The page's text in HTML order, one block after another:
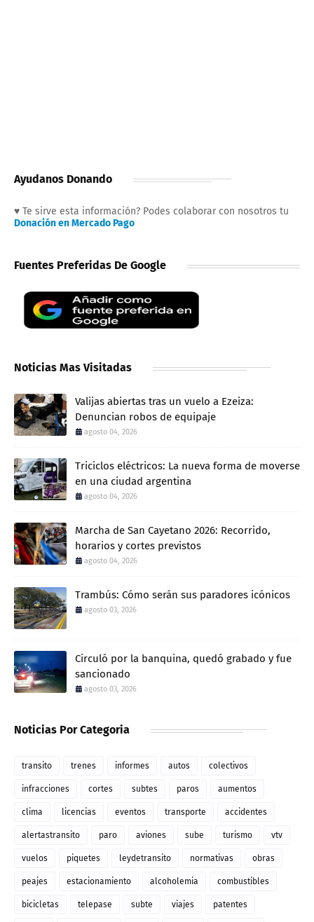
Ayudanos Donando
♥ Te sirve esta información? Podes colaborar con nosotros tu
Donación en Mercado Pago
Fuentes Preferidas De Google
Noticias Mas Visitadas
Valijas abiertas tras un vuelo a Ezeiza:
Denuncian robos de equipaje
agosto 04, 2026
Triciclos eléctricos: La nueva forma de moverse
en una ciudad argentina
agosto 04, 2026
Marcha de San Cayetano 2026: Recorrido,
horarios y cortes previstos
agosto 04, 2026
Trambús: Cómo serán sus paradores icónicos
agosto 03, 2026
Circuló por la banquina, quedó grabado y fue
sancionado
agosto 03, 2026
Noticias Por Categoria
transito trenes informes autos colectivos
infracciones cortes subtes paros aumentos
clima licencias eventos transporte accidentes
alertastransito paro aviones sube turismo vtv
vuelos piquetes leydetransito normativas obras
peajes estacionamiento alcoholemia combustibles
bicicletas telepase subte viajes patentes